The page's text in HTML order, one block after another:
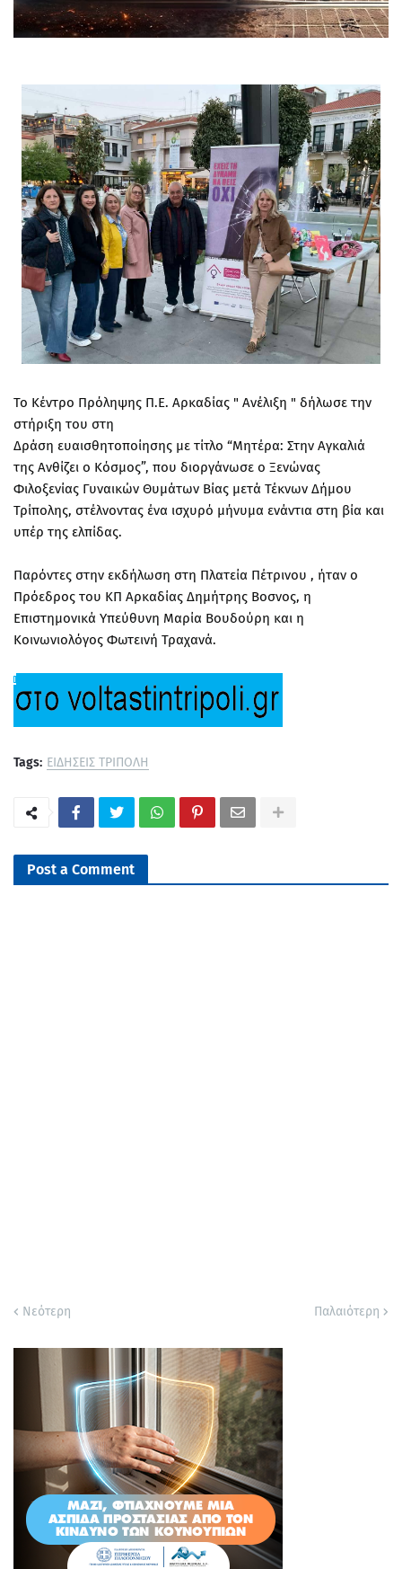
Το Κέντρο Πρόληψης Π.Ε. Αρκαδίας " Ανέλιξη " δήλωσε την
στήριξη του στη
Δράση ευαισθητοποίησης με τίτλο “Μητέρα: Στην Αγκαλιά
της Ανθίζει ο Κόσμος”, που διοργάνωσε ο Ξενώνας
Φιλοξενίας Γυναικών Θυμάτων Βίας μετά Τέκνων Δήμου
Τρίπολης, στέλνοντας ένα ισχυρό μήνυμα ενάντια στη βία και
υπέρ της ελπίδας.
Παρόντες στην εκδήλωση στη Πλατεία Πέτρινου , ήταν ο
Πρόεδρος του ΚΠ Αρκαδίας Δημήτρης Βοσνος, η
Επιστημονικά Υπεύθυνη Μαρία Βουδούρη και η
Κοινωνιολόγος Φωτεινή Τραχανά.
Tags: ΕΙΔΗΣΕΙΣ ΤΡΙΠΟΛΗ
Post a Comment
Νεότερη Παλαιότερη